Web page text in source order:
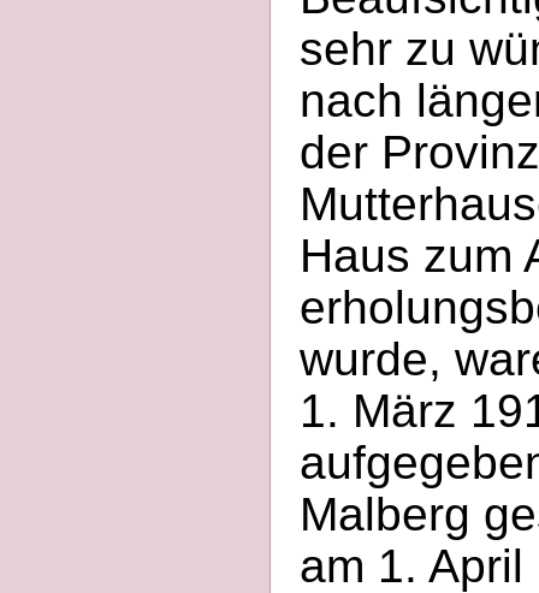
sehr zu
nach
der
Haus zum
wurde,
1. März
Malberg
am 1.